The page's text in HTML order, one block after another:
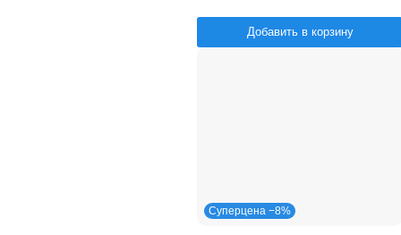
Добавить в корзину
Суперцена −8%